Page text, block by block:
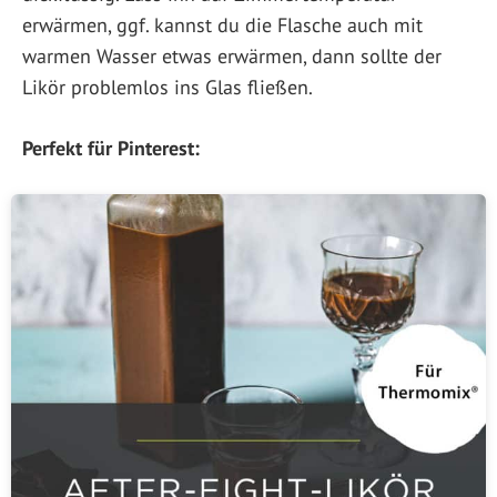
erwärmen, ggf. kannst du die Flasche auch mit
warmen Wasser etwas erwärmen, dann sollte der
Likör problemlos ins Glas fließen.
Perfekt für Pinterest: